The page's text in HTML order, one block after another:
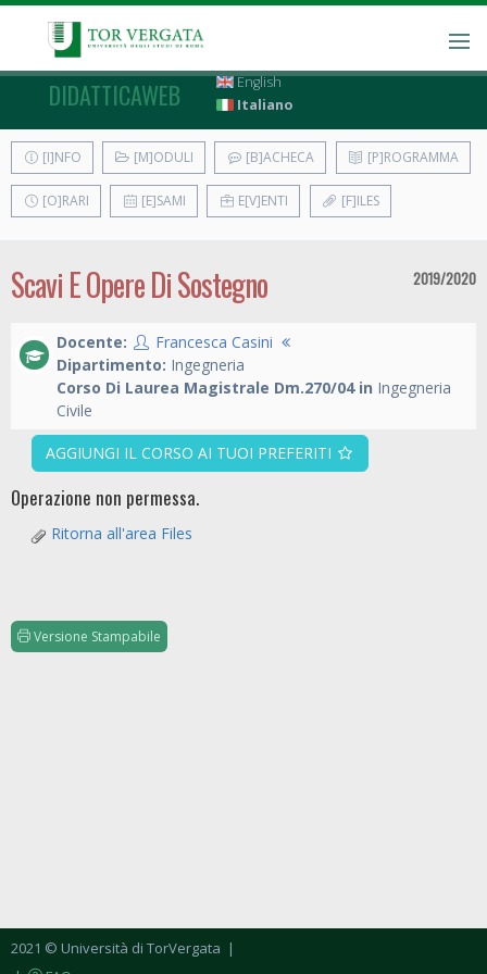
DIDATTICAWEB
English
Italiano
[I]NFO [M]ODULI [B]ACHECA [P]ROGRAMMA
[O]RARI [E]SAMI E[V]ENTI [F]ILES
Scavi E Opere Di Sostegno 2019/2020
Docente:
Francesca Casini
Dipartimento: Ingegneria
Corso Di Laurea Magistrale Dm.270/04 in Ingegneria
Civile
AGGIUNGI IL CORSO AI TUOI PREFERITI
Operazione non permessa.
Ritorna all'area Files
Versione Stampabile
2021 © Università di TorVergata |